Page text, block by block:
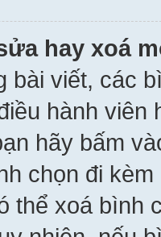
hay xoá
bài viết, các
hành
hãy bấm
chọn đi
thể xoá bình